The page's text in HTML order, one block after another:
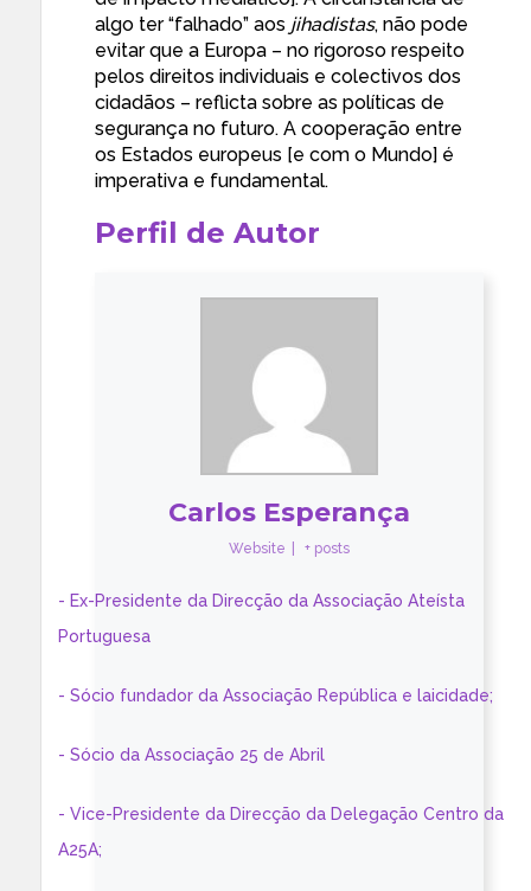
algo ter “falhado” aos jihadistas, não pode
evitar que a Europa – no rigoroso respeito
pelos direitos individuais e colectivos dos
cidadãos – reflicta sobre as políticas de
segurança no futuro. A cooperação entre
os Estados europeus [e com o Mundo] é
imperativa e fundamental.
Perfil de Autor
Carlos Esperança
Website + posts
- Ex-Presidente da Direcção da Associação Ateísta
Portuguesa
- Sócio fundador da Associação República e laicidade;
- Sócio da Associação 25 de Abril
- Vice-Presidente da Direcção da Delegação Centro da
A25A;